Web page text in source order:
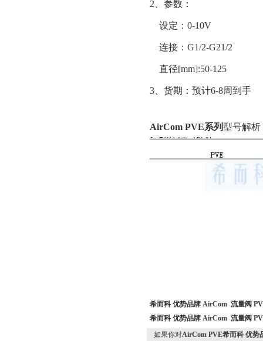
2 、参数：
设定： 0-10V
连接： G1/2-G21/2
直径[mm]:50-125
3 、货期：预计6-8周到手
AirCom PVE系列型号解析
希而科 优势品牌 AirCom 流量阀
希而科 优势品牌 AirCom 流量阀
如果你对AirCom PVE希而科 优势